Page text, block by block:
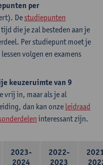
per
De studiepunten
die je zal besteden aan je
Per studiepunt moet je
volgen en examens
keuzeruimte van 9
vrij in, maar als je al
dan kan onze leidraad
interessant zijn.
2023-
2024
2022-
2023